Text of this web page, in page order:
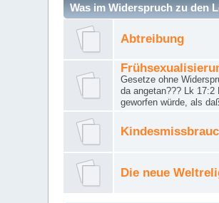
Was im Widerspruch zu den
Abtreibung
Gesetze ohne
da angetan??? Lk
geworfen würde, als
Die neue